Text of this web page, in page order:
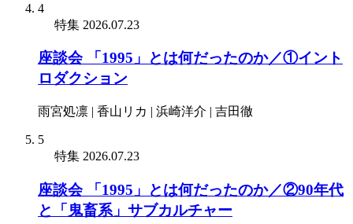
4
特集 2026.07.23
座談会 「1995」とは何だったのか／①イント
ロダクション
雨宮処凛 | 香山リカ | 浜崎洋介 | 吉田徹
5
特集 2026.07.23
座談会 「1995」とは何だったのか／②90年代
と「鬼畜系」サブカルチャー